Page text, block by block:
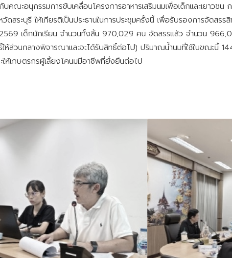
คณะอนุกรรมการขับเคลื่อนโครงการอาหารเสริมนมเพื่อเด็กและเยาวช
วัดสระบุรี ให้เกียรติเป็นประธานในการประชุมครั้งนี้ เพื่อรับรองการจัดสร
เด็กนักเรียน จำนวนทั้งสิ้น 970,029 คน จัดสรรแล้ว จำนวน
ห้ส่วนกลางพิจารณาและจะได้รับสิทธิ์ต่อไป) ปริมาณน้ำนมที่ใช้ในขณะนี้
ห้เกษตรกรผู้เลี้ยงโคนมมีอาชีพที่ยั่งยืนต่อไป